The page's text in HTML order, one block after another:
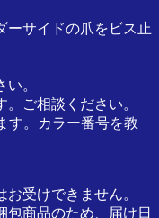
ーサイドの爪をビス止
。
ご相談ください。
す。カラー番号を教
受けできません。
包商品のため、届け日